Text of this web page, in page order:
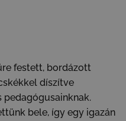
festett, bordázott
díszítve
bele, így egy igazán